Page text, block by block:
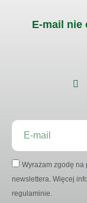
E-mail nie
Wyrażam zgodę na
newslettera. Więcej
regulaminie.